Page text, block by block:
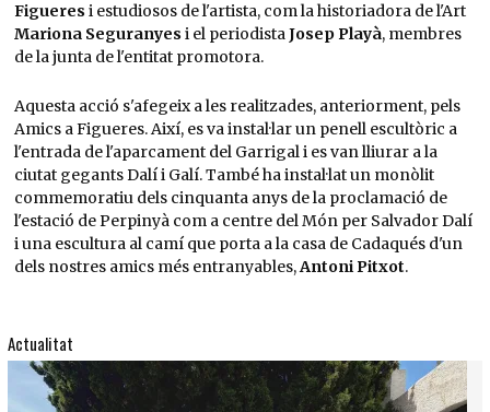
Figueres i estudiosos de l'artista, com la historiadora de l'Art
Mariona Seguranyes i el periodistaJosep Playà, membres
de la junta de l'entitat promotora.
Aquesta acció s'afegeix a les realitzades, anteriorment, pels
Amics a Figueres. Així, es va instal·lar un penell escultòric a
l'entrada de l'aparcament del Garrigal i es van lliurar a la
ciutat gegants Dalí i Galí. També ha instal·lat un monòlit
commemoratiu dels cinquanta anys de la proclamació de
l'estació de Perpinyà com a centre del Món per Salvador Dalí
i una escultura al camí que porta a la casa de Cadaqués d'un
dels nostres amics més entranyables,Antoni Pitxot.
Actualitat